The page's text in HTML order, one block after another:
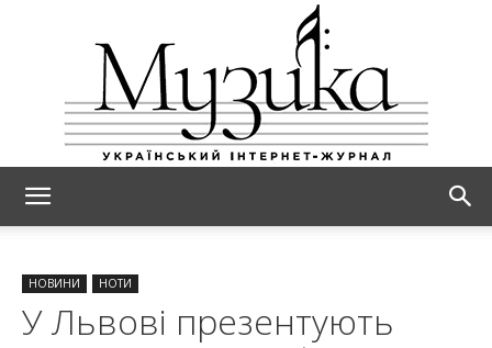
НОВИНИ НОТИ
У Львові презентують